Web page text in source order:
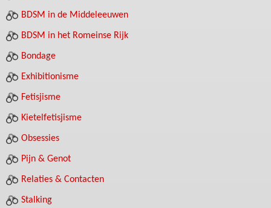
BDSM in de Middeleeuwen
BDSM in het Romeinse Rijk
Bondage
Exhibitionisme
Fetisjisme
Kietelfetisjisme
Obsessies
Pijn & Genot
Relaties & Contacten
Stalking